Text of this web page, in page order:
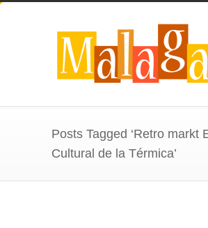
Posts Tagged ‘Retro markt
Cultural de la Térmica’